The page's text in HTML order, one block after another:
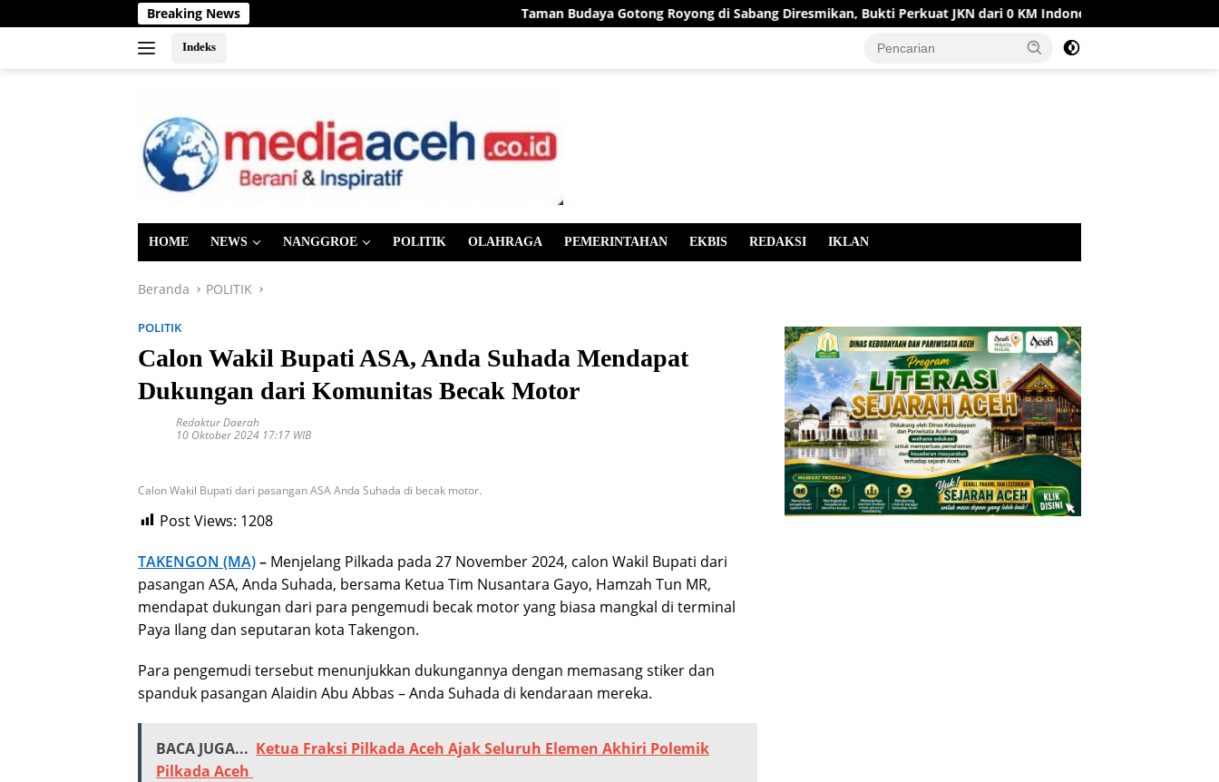
ke
Breaking News Taman Budaya Gotong Royong di Sabang Diresmikan, Bukti Perkuat JKN dari 0 KM Indonesia
Indeks
HOME NEWS NANGGROE POLITIK OLAHRAGA PEMERINTAHAN EKBIS REDAKSI IKLAN
Beranda POLITIK
POLITIK
Calon Wakil Bupati ASA, Anda Suhada Mendapat
Dukungan dari Komunitas Becak Motor
Redaktur Daerah
10 Oktober 2024 17:17 WIB
Calon Wakil Bupati dari pasangan ASA Anda Suhada di becak motor.
Post Views: 1208
TAKENGON (MA)– Menjelang Pilkada pada 27 November 2024, calon Wakil Bupati dari
pasangan ASA, Anda Suhada, bersama Ketua Tim Nusantara Gayo, Hamzah Tun MR,
mendapat dukungan dari para pengemudi becak motor yang biasa mangkal di terminal
Paya Ilang dan seputaran kota Takengon.
Para pengemudi tersebut menunjukkan dukungannya dengan memasang stiker dan
spanduk pasangan Alaidin Abu Abbas – Anda Suhada di kendaraan mereka.
BACA JUGA... Ketua Fraksi Pilkada Aceh Ajak Seluruh Elemen Akhiri Polemik
Pilkada Aceh